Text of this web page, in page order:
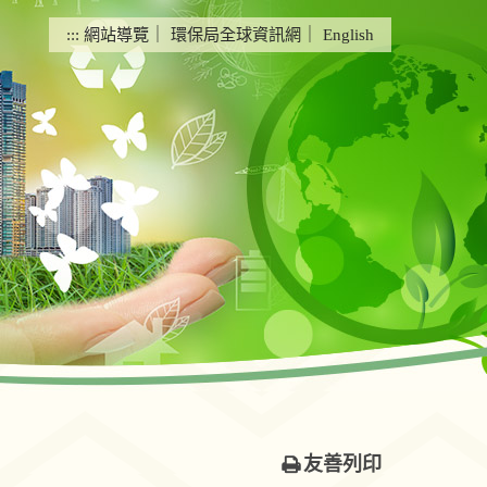
::: 網站導覽 環保局全球資訊網 English
友善列印